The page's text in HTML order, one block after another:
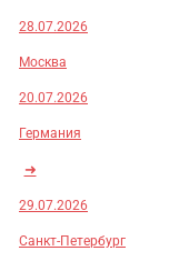
28.07.2026
Москва
20.07.2026
Германия
➜
29.07.2026
Санкт-Петербург